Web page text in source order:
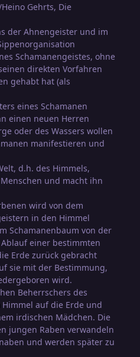
Gehrts, Die
der Ahnengeister und im
Schamanengeistes, ohne
direkten Vorfahren
gehabt hat (als
eines Schamanen
einen neuen Herren
oder des Wassers wollen
manifestieren und
d.h. des Himmels,
und macht ihn
wird von dem
in den Himmel
Schamanenbaum von der
einer bestimmten
Erde zurück gebracht
sie mit der Bestimmung,
wird.
Beherrschers des
auf die Erde und
irdischen Mädchen. Die
jungen Raben verwandeln
und werden später zu